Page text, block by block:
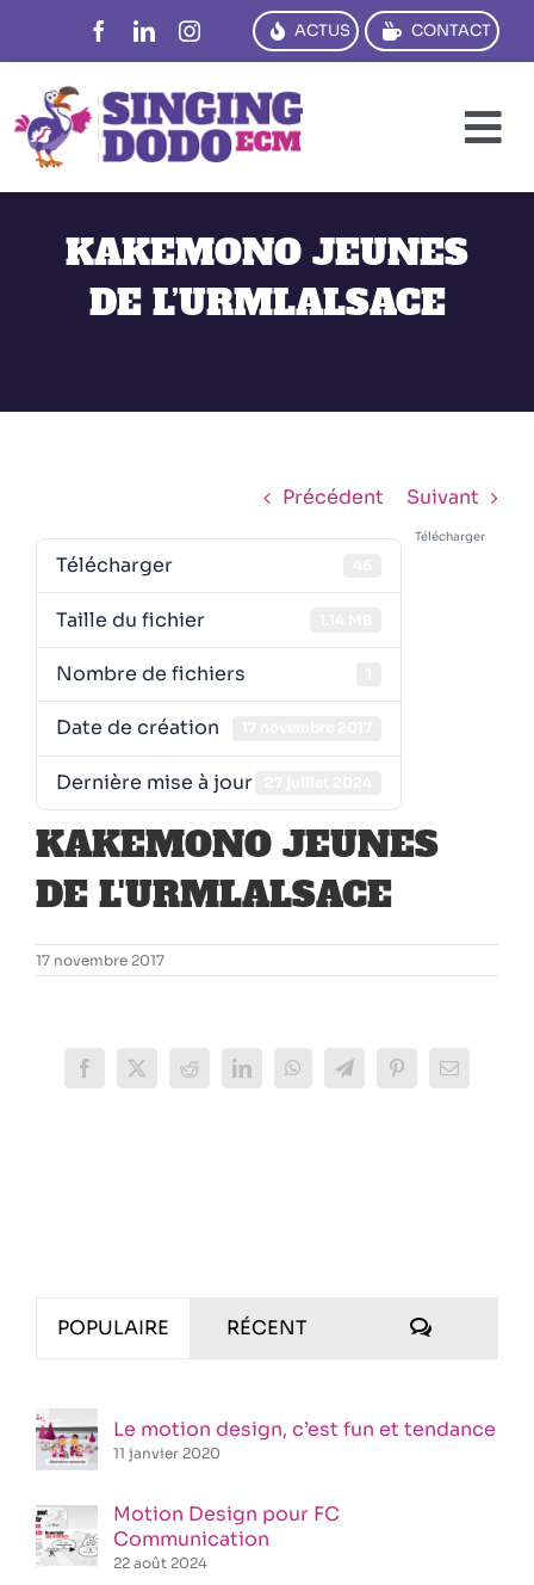
contenu
ACTUS CONTACT
CRÉER
RÉFS
KAKEMONO JEUNES
DE L’URMLALSACE
Précédent Suivant
Télécharger
Télécharger
Taille du fichier
Nombre de fichiers
Date de création
Dernière mise à jour
KAKEMONO JEUNES
DE L'URMLALSACE
17 novembre 2017
Facebook
X Reddit LinkedInWhatsAppTelegramPinterestEmail
POPULAIRE RÉCENT
Le motion design, c’est fun et tendance
11 janvier 2020
Motion Design pour FC
Communication
22 août 2024